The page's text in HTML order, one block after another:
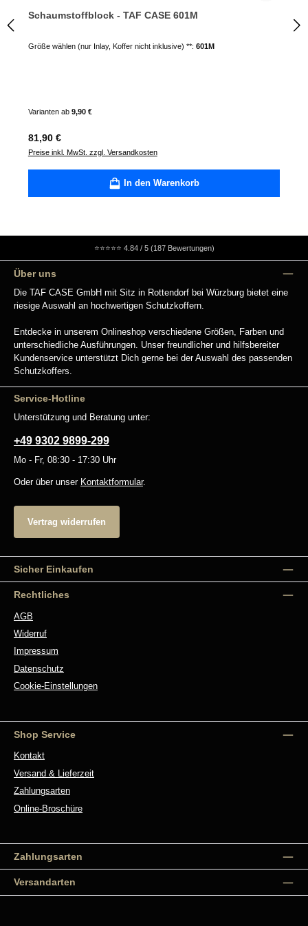
Schaumstoffblock - TAF CASE 601M
Größe wählen (nur Inlay, Koffer nicht inklusive) **: 601M
Varianten ab9,90 €
Regulärer Preis:
81,90 €
Preise inkl. MwSt. zzgl. Versandkosten
In den Warenkorb
⭐⭐⭐⭐⭐ 4.84 / 5 (187 Bewertungen)
Über uns
Die TAF CASE GmbH mit Sitz in Rottendorf bei Würzburg bietet eine
riesige Auswahl an hochwertigen Schutzkoffern.
Entdecke in unserem Onlineshop verschiedene Größen, Farben und
unterschiedliche Ausführungen. Unser freundlicher und hilfsbereiter
Kundenservice unterstützt Dich gerne bei der Auswahl des passenden
Schutzkoffers.
Service-Hotline
Unterstützung und Beratung unter:
+49 9302 9899-299
Mo - Fr, 08:30 - 17:30 Uhr
Oder über unser Kontaktformular.
Vertrag widerrufen
Sicher Einkaufen
Rechtliches
AGB
Widerruf
Impressum
Datenschutz
Cookie-Einstellungen
Shop Service
Kontakt
Versand & Lieferzeit
Zahlungsarten
Online-Broschüre
Zahlungsarten
Versandarten